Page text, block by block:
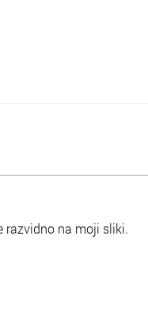
razvidno na moji sliki.